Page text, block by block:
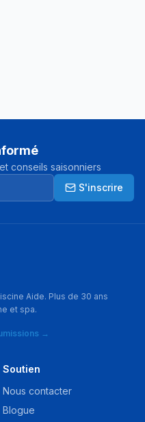
conseils saisonniers
S'inscrire
Aide. Plus de 30 ans
et spa.
→
Soutien
Nous contacter
Blogue